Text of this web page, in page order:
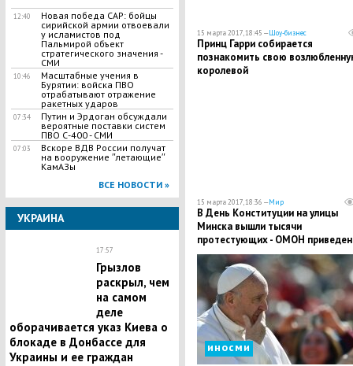
12:40
Новая победа САР: бойцы
сирийской армии отвоевали
у исламистов под
Пальмирой объект
стратегического значения -
СМИ
10:46
Масштабные учения в
Бурятии: войска ПВО
отрабатывают отражение
ракетных ударов
07:34
Путин и Эрдоган обсуждали
вероятные поставки систем
ПВО С-400 - СМИ
07:03
Вскоре ВДВ России получат
на вооружение ʺлетающиеʺ
КамАЗы
ВСЕ НОВОСТИ »
УКРАИНА
17:57
Грызлов
раскрыл, чем
на самом
деле
оборачивается указ Киева о
блокаде в Донбассе для
Украины и ее граждан
15 марта 2017, 18:45 —Шоу-бизнес
Принц Гарри собирается
познакомить свою
королевой
15 марта 2017, 18:36 —Мир
В День Конституции на улицы
Минска вышли тысячи
протестующих - ОМОН
готовность
иносми